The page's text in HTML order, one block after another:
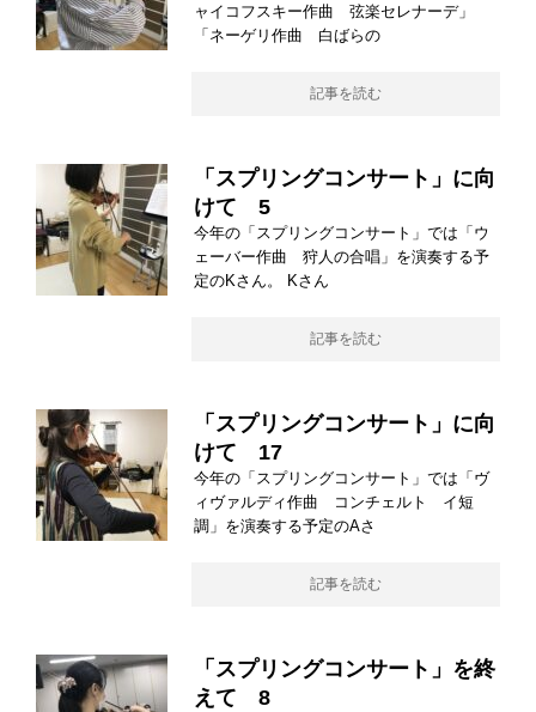
ャイコフスキー作曲 弦楽セレナーデ」
「ネーゲリ作曲 白ばらの
記事を読む
「スプリングコンサート」に向
けて 5
今年の「スプリングコンサート」では「ウ
ェーバー作曲 狩人の合唱」を演奏する予
定のKさん。 Kさん
記事を読む
「スプリングコンサート」に向
けて 17
今年の「スプリングコンサート」では「ヴ
ィヴァルディ作曲 コンチェルト イ短
調」を演奏する予定のAさ
記事を読む
「スプリングコンサート」を終
えて 8